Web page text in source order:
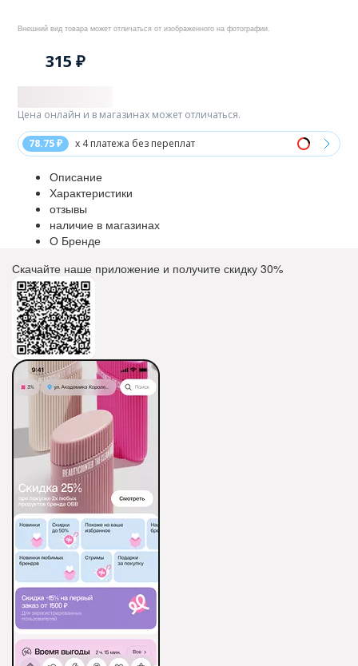
Внешний вид товара может отличаться от изображенного на фотографии.
315 ₽
78.75 ₽ x 4 платежа без переплат
Цена онлайн и в магазинах может отличаться.
Описание
Характеристики
отзывы
наличие в магазинах
О Бренде
Скачайте наше приложение и получите скидку 30%